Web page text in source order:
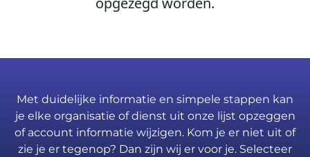
Met duidelijke informatie en simpele stappen kan
je elke organisatie of dienst uit onze lijst opzeggen
of account informatie wijzigen. Kom je er niet uit of
zie je er tegenop? Dan zijn wij er voor je. Selecteer